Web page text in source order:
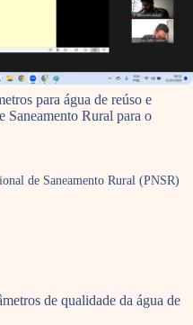
para água de reúso e
Saneamento Rural para o
de Saneamento Rural (PNSR)
de qualidade da água de